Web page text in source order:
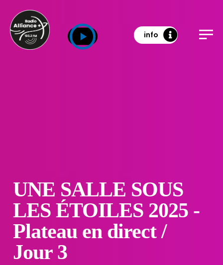
info
UNE SALLE SOUS
LES ÉTOILES 2025 -
Plateau en direct /
Jour 3